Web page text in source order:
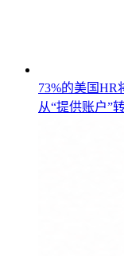
73%的美国HR
从“提供账户”